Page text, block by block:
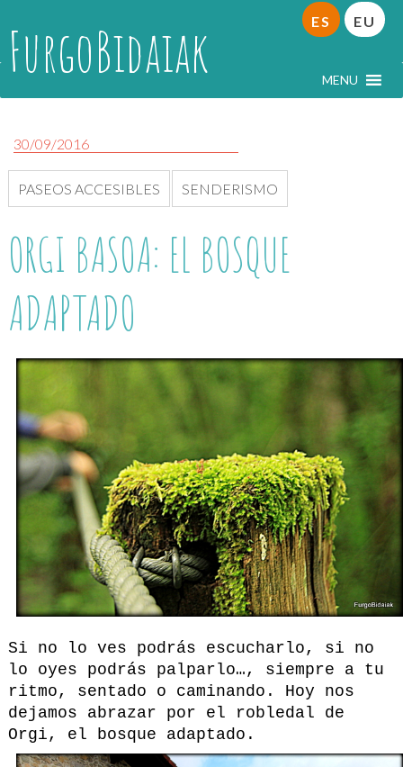
FurgoBidaiak MENU
ES EU
30/09/2016
PASEOS ACCESIBLES SENDERISMO
ORGI BASOA: EL BOSQUE
ADAPTADO
Si no lo ves podrás escucharlo, si no
lo oyes podrás palparlo…, siempre a tu
ritmo, sentado o caminando. Hoy nos
dejamos abrazar por el robledal de
Orgi, el bosque adaptado.